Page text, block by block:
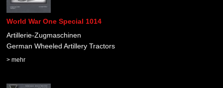
World War One Special 1014
Artillerie-Zugmaschinen
German Wheeled Artillery Tractors
> mehr